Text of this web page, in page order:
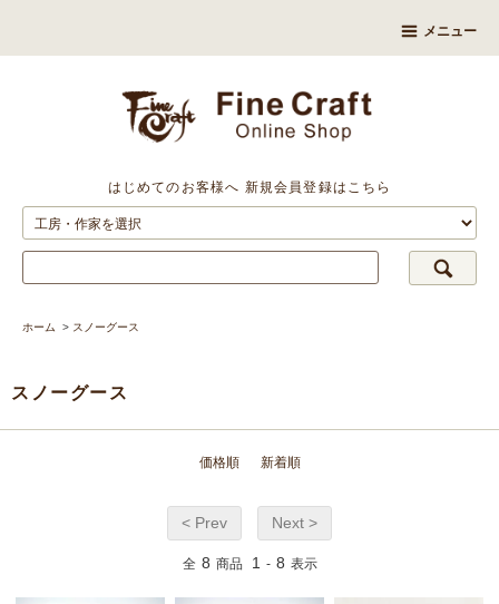
メニュー
はじめてのお客様へ 新規会員登録はこちら
ホーム > スノーグース
スノーグース
価格順 新着順
< Prev Next >
全 8 商品 1 - 8 表示